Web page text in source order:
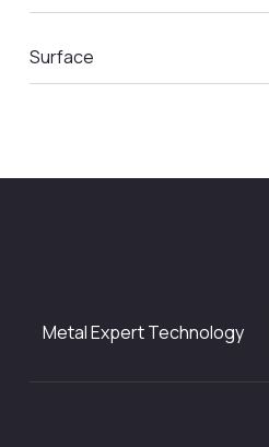
Surface
Metal Expert Technology